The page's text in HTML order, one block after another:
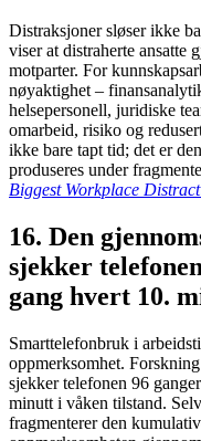
Distraksjoner sløser ikke
viser at distraherte ansatte
motparter. For
nøyaktighet –
helsepersonell, juridiske
omarbeid, risiko og
ikke bare tapt tid; det er
produseres under
Biggest Workplace
16. Den
sjekker
gang hvert 10.
Smarttelefonbruk i
oppmerksomhet.
sjekker telefonen 96
minutt i våken tilstand.
fragmenterer den